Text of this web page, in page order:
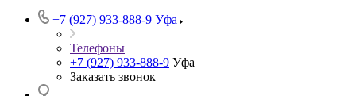
+7 (927) 933-888-9 Уфа
Телефоны
+7 (927) 933-888-9 Уфа
Заказать звонок